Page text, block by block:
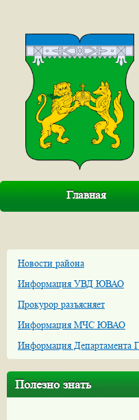
Главная
Новости района
Информация УВД ЮВАО
Прокурор разъясняет
Информация МЧС ЮВАО
Информация
Полезно знать